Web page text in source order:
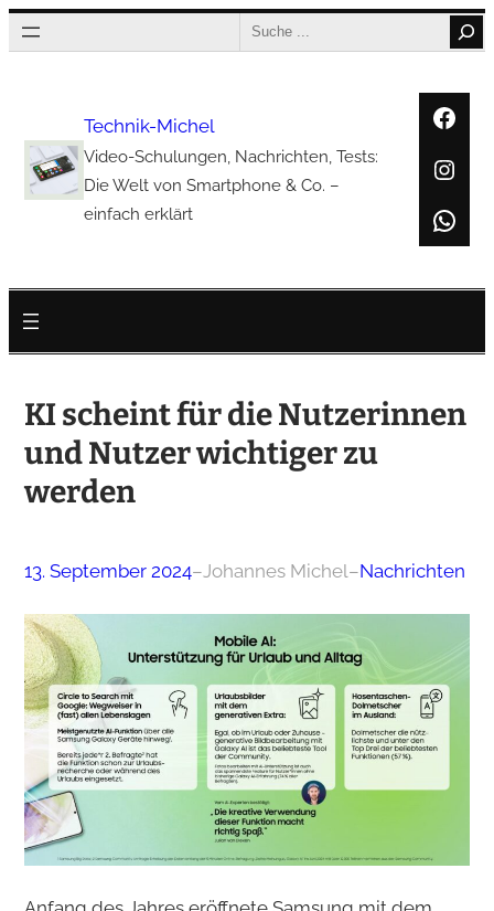
Zum
Inhalt
Search
Technik-Michel
Video-Schulungen, Nachrichten, Tests:
Die Welt von Smartphone & Co. –
einfach erklärt
KI scheint für die Nutzerinnen
und Nutzer wichtiger zu
werden
13. September 2024–Johannes Michel–Nachrichten